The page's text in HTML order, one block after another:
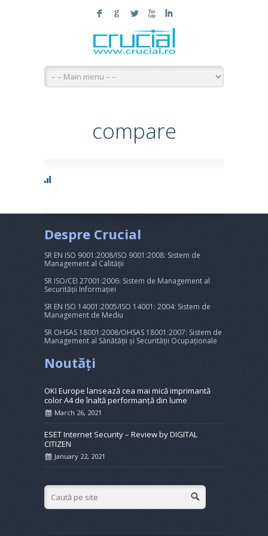
F G L X I
compare
Despre Crucial
SR EN ISO 9001:2008/ISO 9001:2008: Sistem de
Management al Calității
SR ISO/CEI 27001:2006: Sistem de Management al
Securității Informației
SR EN ISO 14001:2005/ISO 14001: 2004: Sistem de
Management de Mediu
SR OHSAS 18001:2008/OHSAS 18001:2007: Sistem de
Management al Sănătății și Securității Ocupaționale
Noutăți
OKI Europe lansează cea mai mică imprimantă
color A4 de înaltă performanță din lume
March 26, 2021
ESET Internet Security – Review by DIGITAL
CITIZEN
January 22, 2021